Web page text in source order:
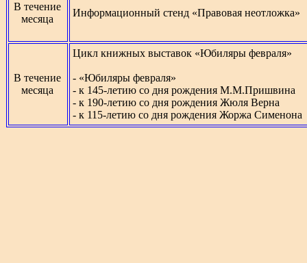
В течение
месяца
Информационный стенд «Правовая неотложка»
В течение
месяца
Цикл книжных выставок «Юбиляры февраля»
- «Юбиляры февраля»
- к 145-летию со дня рождения М.М.Пришвина
- к 190-летию со дня рождения Жюля Верна
- к 115-летию со дня рождения Жоржа Сименона